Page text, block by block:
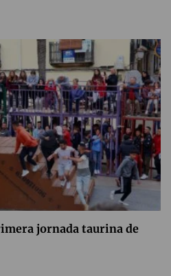
jornada taurina de